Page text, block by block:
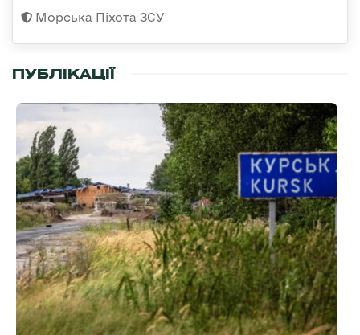
Морська Піхота ЗСУ
ПУБЛІКАЦІЇ